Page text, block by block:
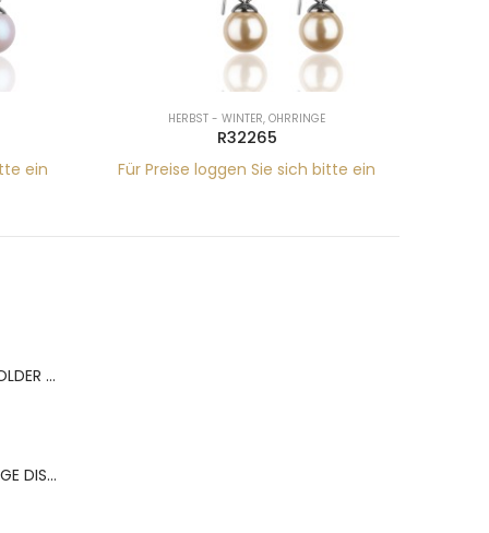
ein
HERBST - WINTER, OHRRINGE
R32265
Für Preise loggen Sie sich bitte ein
BERNS ACR.RING HOLDER 180*120MM FOR 9 RINGS
BERNS ACR.OHRRINGE DISP. 130*320MM FOR 36 PAIRS